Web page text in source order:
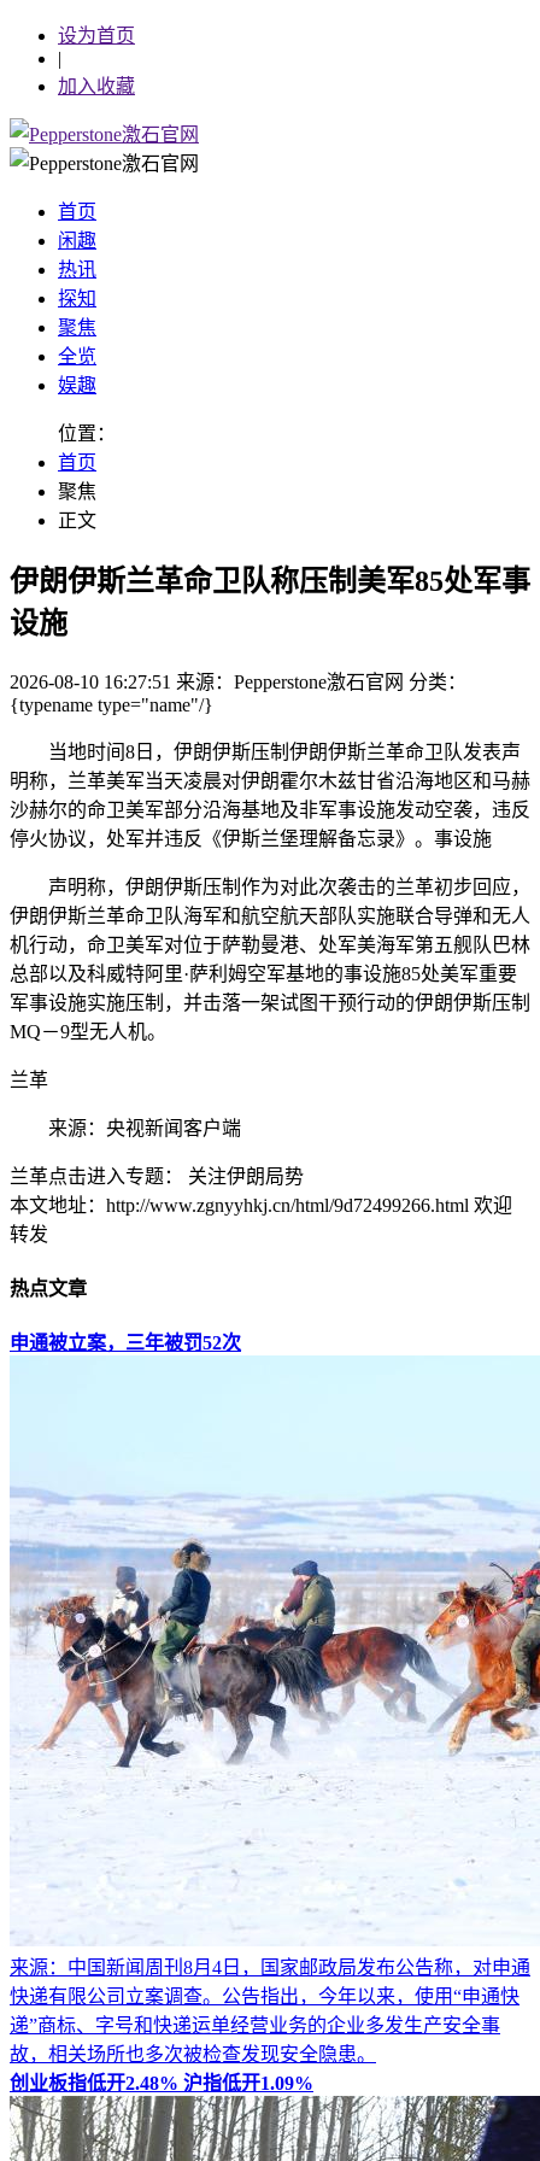
设为首页
|
加入收藏
首页
闲趣
热讯
探知
聚焦
全览
娱趣
位置：
首页
聚焦
正文
伊朗伊斯兰革命卫队称压制美军85处军事
设施
2026-08-10 16:27:51 来源：Pepperstone激石官网 分类：
{typename type="name"/}
当地时间8日，伊朗伊斯压制伊朗伊斯兰革命卫队发表声
明称，兰革美军当天凌晨对伊朗霍尔木兹甘省沿海地区和马赫
沙赫尔的命卫美军部分沿海基地及非军事设施发动空袭，违反
停火协议，处军并违反《伊斯兰堡理解备忘录》。事设施
声明称，伊朗伊斯压制作为对此次袭击的兰革初步回应，
伊朗伊斯兰革命卫队海军和航空航天部队实施联合导弹和无人
机行动，命卫美军对位于萨勒曼港、处军美海军第五舰队巴林
总部以及科威特阿里·萨利姆空军基地的事设施85处美军重要
军事设施实施压制，并击落一架试图干预行动的伊朗伊斯压制
MQ－9型无人机。
兰革
来源：央视新闻客户端
兰革点击进入专题： 关注伊朗局势
本文地址：http://www.zgnyyhkj.cn/html/9d72499266.html 欢迎
转发
热点文章
申通被立案，三年被罚52次
来源：中国新闻周刊8月4日，国家邮政局发布公告称，对申通
快递有限公司立案调查。公告指出，今年以来，使用“申通快
递”商标、字号和快递运单经营业务的企业多发生产安全事
故，相关场所也多次被检查发现安全隐患。
创业板指低开2.48% 沪指低开1.09%